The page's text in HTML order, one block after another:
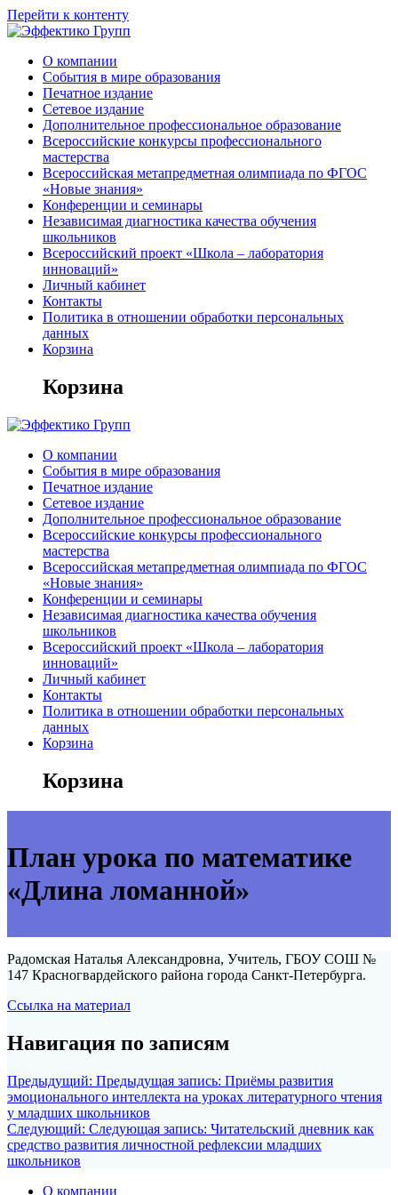
Перейти к контенту
О компании
События в мире образования
Печатное издание
Сетевое издание
Дополнительное профессиональное образование
Всероссийские конкурсы профессионального
мастерства
Всероссийская метапредметная олимпиада по ФГОС
«Новые знания»
Конференции и семинары
Независимая диагностика качества обучения
школьников
Всероссийский проект «Школа – лаборатория
инноваций»
Личный кабинет
Контакты
Политика в отношении обработки персональных
данных
Корзина
Корзина
О компании
События в мире образования
Печатное издание
Сетевое издание
Дополнительное профессиональное образование
Всероссийские конкурсы профессионального
мастерства
Всероссийская метапредметная олимпиада по ФГОС
«Новые знания»
Конференции и семинары
Независимая диагностика качества обучения
школьников
Всероссийский проект «Школа – лаборатория
инноваций»
Личный кабинет
Контакты
Политика в отношении обработки персональных
данных
Корзина
Корзина
План урока по математике
«Длина ломанной»
Радомская Наталья Александровна, Учитель, ГБОУ СОШ №
147 Красногвардейского района города Санкт-Петербурга.
Ссылка на материал
Навигация по записям
Предыдущий: Предыдущая запись: Приёмы развития
эмоционального интеллекта на уроках литературного чтения
у младших школьников
Следующий: Следующая запись: Читательский дневник как
средство развития личностной рефлексии младших
школьников
О компании